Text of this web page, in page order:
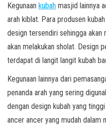
Kegunaan kubah masjid lainnya
arah kiblat. Para produsen
design tersendiri sehingga akan
akan melakukan sholat. Design
terdapat di langit langit kubah
Kegunaan lainnya dari
penanda arah yang sering
dengan design kubah yang
ancer ancer yang mudah dalam